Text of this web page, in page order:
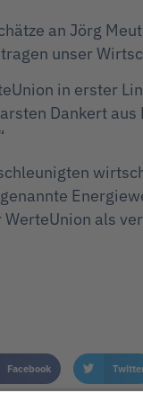
an Jörg
unser
in erster
Dankert
als
Facebook